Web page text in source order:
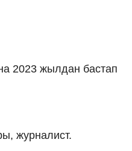
2023 жылдан бастап
журналист.